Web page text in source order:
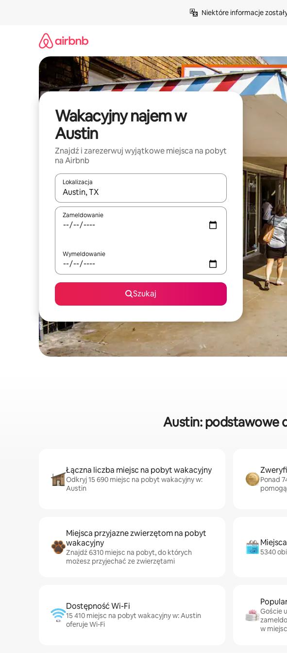
Niektóre informacje
Wakacyjny najem w
Austin
Znajdź i zarezerwuj wyjątkowe miejsca na pobyt
na Airbnb
Lokalizacja
Gdy wyniki będą dostępne, możesz poruszać się po nich za pomocą
Zameldowanie
Wymeldowanie
Szukaj
Austin: podstawowe
Łączna liczba miejsc na pobyt wakacyjny
Odkryj 15 690 miejsc na pobyt wakacyjny w:
Austin
Ponad
Miejsca przyjazne zwierzętom na pobyt
wakacyjny
Znajdź 6310 miejsc na pobyt, do których
możesz przyjechać ze zwierzętami
5340
Dostępność Wi-Fi
15 410 miejsc na pobyt wakacyjny w: Austin
oferuje Wi-Fi
Goście
w